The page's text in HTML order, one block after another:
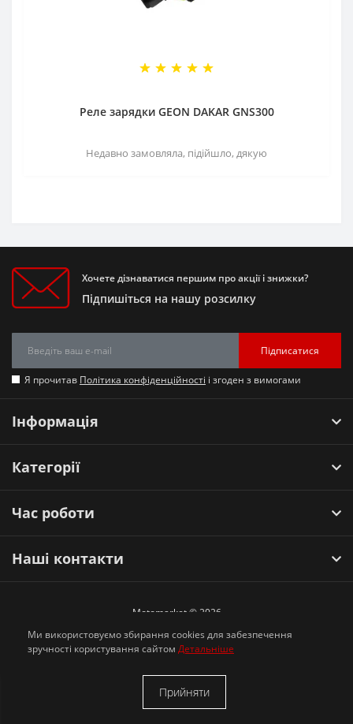
Реле зарядки GEON DAKAR GNS300
Недавно замовляла, підійшло, дякую
Хочете дізнаватися першим про акції і знижки?
Підпишіться на нашу розсилку
Підписатися
Я прочитав Політика конфіденційності і згоден з вимогами
Інформація
Категорії
Час роботи
Наші контакти
Motomarket © 2026
Ми використовуємо збирання cookies для забезпечення
зручності користування сайтом Детальніше
Прийняти